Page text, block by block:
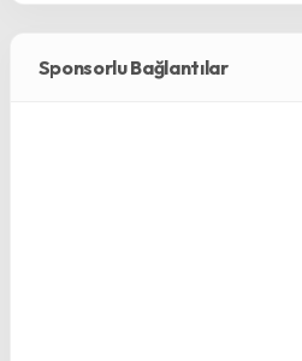
Sponsorlu Bağlantılar